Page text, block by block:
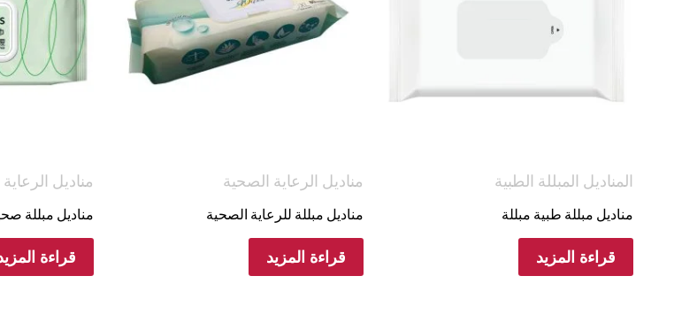
المناديل المبللة الطبية
مناديل مبللة طبية مبللة
قراءة المزيد
مناديل الرعاية الصحية
مناديل مبللة للرعاية الصحية
قراءة المزيد
مناديل
مناديل مبللة
قراءة